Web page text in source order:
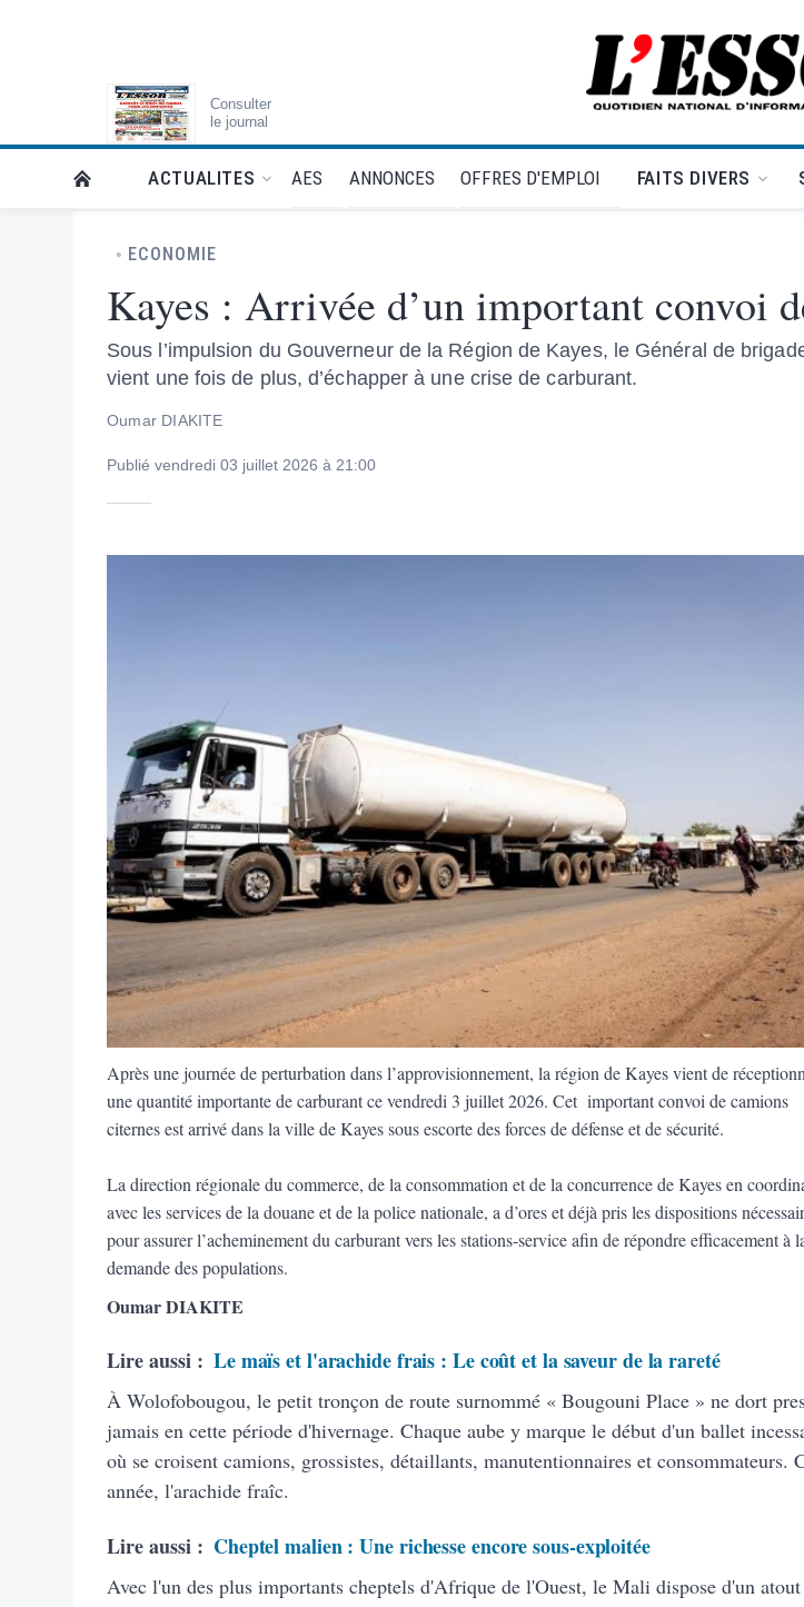
Consulter
le journal
RETOUR À LA PAGE D’ACCUEIL DE L'ESSOR
ACTUALITES AES ANNONCES OFFRES D'EMPLOI FAITS DIVERS
ECONOMIE
Kayes : Arrivée d’un important convoi
Sous l’impulsion du Gouverneur de la Région de Kayes, le Général de
vient une fois de plus, d’échapper à une crise de carburant.
Oumar DIAKITE
Publié vendredi 03 juillet 2026 à 21:00
Après une journée de perturbation dans l’approvisionnement, la région de Kayes vient de
une quantité importante de carburant ce vendredi 3 juillet 2026. Cet important convoi de camions
citernes est arrivé dans la ville de Kayes sous escorte des forces de défense et de sécurité.
La direction régionale du commerce, de la consommation et de la concurrence de Kayes en
avec les services de la douane et de la police nationale, a d’ores et déjà pris les dispositions
pour assurer l’acheminement du carburant vers les stations-service afin de répondre efficacement à
demande des populations.
Oumar DIAKITE
Lire aussi : Le maïs et l'arachide frais : Le coût et la saveur de la rareté
À Wolofobougou, le petit tronçon de route surnommé « Bougouni Place » ne dort
jamais en cette période d'hivernage. Chaque aube y marque le début d'un ballet
où se croisent camions, grossistes, détaillants, manutentionnaires et consommateurs.
année, l'arachide fraîc.
Lire aussi : Cheptel malien : Une richesse encore sous-exploitée
Avec l'un des plus importants cheptels d'Afrique de l'Ouest, le Mali dispose d'un atout